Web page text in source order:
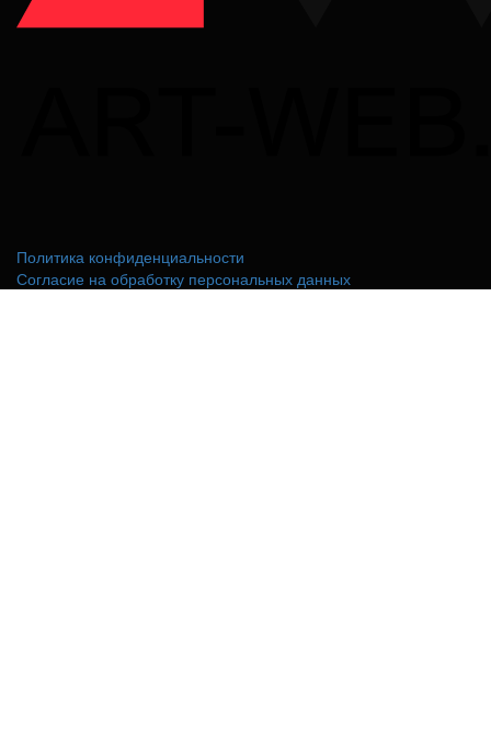
Политика конфиденциальности
Согласие на обработку персональных данных